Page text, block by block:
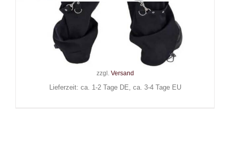
Black Soul Hose Baggy
Bondage
zzgl. Versand
Lieferzeit: ca. 1-2 Tage DE, ca. 3-4 Tage EU